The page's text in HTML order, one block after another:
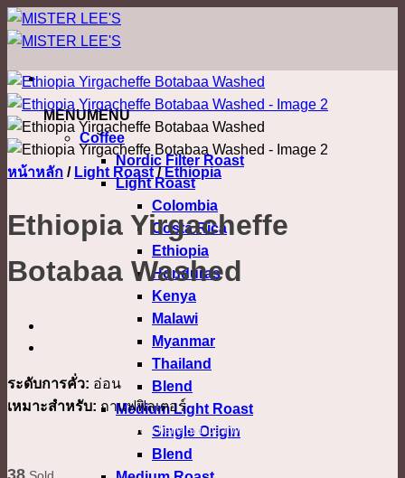
ข้าม
ไป
เนื้อหา
MENUMENU
Coffee
Nordic Filter Roast
Light Roast
Colombia
Costa Rica
Ethiopia
Honduras
Kenya
Malawi
Myanmar
Thailand
Blend
Medium Light Roast
Single Origin
Blend
หน้าหลัก / Light Roast / Ethiopia
Ethiopia Yirgacheffe
Botabaa Washed
ระดับการคั่ว: อ่อน
เหมาะสำหรับ: กาแฟฟิลเตอร์
กาแฟเอธิโอเปีย Ethiopia Yirgacheffe Botabaa Washed
38